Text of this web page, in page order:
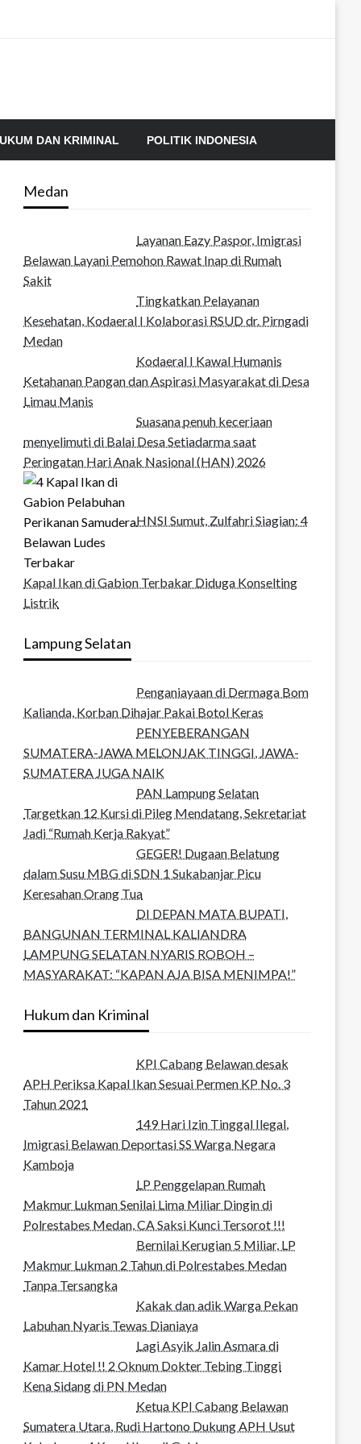
DAN KRIMINAL POLITIK INDONESIA
Medan
Layanan Eazy Paspor, Imigrasi
Belawan Layani Pemohon Rawat Inap di Rumah
Sakit
Tingkatkan Pelayanan
Kesehatan, Kodaeral I Kolaborasi RSUD dr. Pirngadi
Medan‎
Kodaeral I Kawal Humanis
Ketahanan Pangan dan Aspirasi Masyarakat di Desa
Limau Manis
Suasana penuh keceriaan
menyelimuti di Balai Desa Setiadarma saat
Peringatan Hari Anak Nasional (HAN) 2026
HNSI Sumut, Zulfahri Siagian: 4
Kapal Ikan di Gabion Terbakar Diduga Konselting
Listrik
Lampung Selatan
Penganiayaan di Dermaga Bom
Kalianda, Korban Dihajar Pakai Botol Keras
PENYEBERANGAN
SUMATERA-JAWA MELONJAK TINGGI, JAWA-
SUMATERA JUGA NAIK
PAN Lampung Selatan
Targetkan 12 Kursi di Pileg Mendatang, Sekretariat
Jadi “Rumah Kerja Rakyat”
GEGER! Dugaan Belatung
dalam Susu MBG di SDN 1 Sukabanjar Picu
Keresahan Orang Tua
DI DEPAN MATA BUPATI,
BANGUNAN TERMINAL KALIANDRA
LAMPUNG SELATAN NYARIS ROBOH –
MASYARAKAT: “KAPAN AJA BISA MENIMPA!”
Hukum dan Kriminal
KPI Cabang Belawan desak
APH Periksa Kapal Ikan Sesuai Permen KP No. 3
Tahun 2021
149 Hari Izin Tinggal Ilegal,
Imigrasi Belawan Deportasi SS Warga Negara
Kamboja
LP Penggelapan Rumah
Makmur Lukman Senilai Lima Miliar Dingin di
Polrestabes Medan, CA Saksi Kunci Tersorot !!!
Bernilai Kerugian 5 Miliar, LP
Makmur Lukman 2 Tahun di Polrestabes Medan
Tanpa Tersangka
Kakak dan adik Warga Pekan
Labuhan Nyaris Tewas Dianiaya
Lagi Asyik Jalin Asmara di
Kamar Hotel !! 2 Oknum Dokter Tebing Tinggi
Kena Sidang di PN Medan
Ketua KPI Cabang Belawan
Sumatera Utara, Rudi Hartono Dukung APH Usut